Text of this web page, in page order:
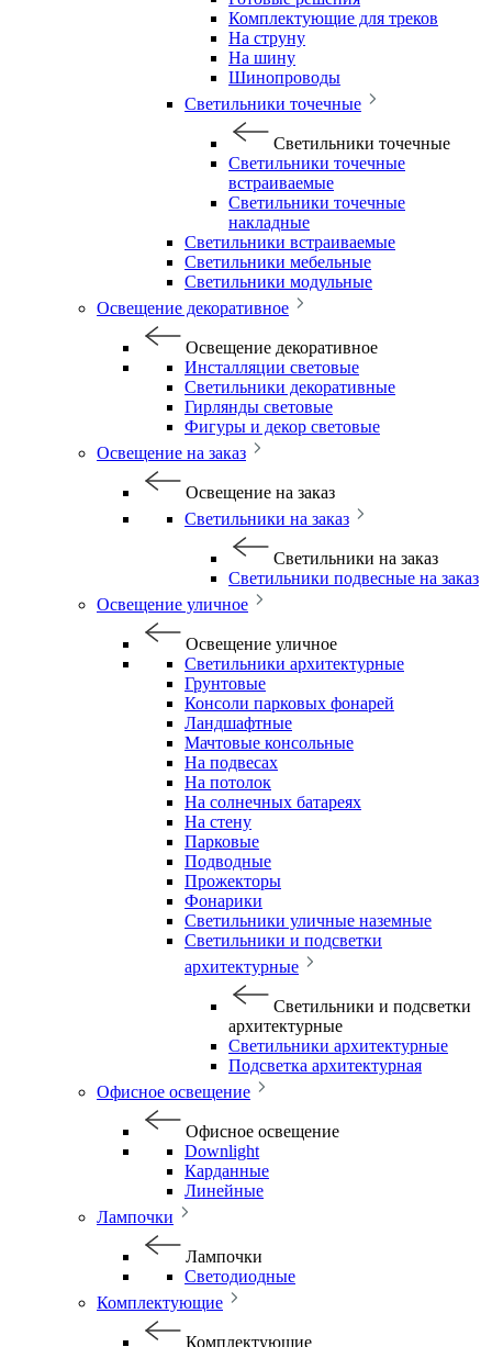
Комплектующие для треков
На струну
На шину
Шинопроводы
Светильники точечные
Светильники точечные
Светильники точечные
встраиваемые
Светильники точечные
накладные
Светильники встраиваемые
Светильники мебельные
Светильники модульные
Освещение декоративное
Освещение декоративное
Инсталляции световые
Светильники декоративные
Гирлянды световые
Фигуры и декор световые
Освещение на заказ
Освещение на заказ
Светильники на заказ
Светильники на заказ
Светильники подвесные на заказ
Освещение уличное
Освещение уличное
Светильники архитектурные
Грунтовые
Консоли парковых фонарей
Ландшафтные
Мачтовые консольные
На подвесах
На потолок
На солнечных батареях
На стену
Парковые
Подводные
Прожекторы
Фонарики
Светильники уличные наземные
Светильники и подсветки
архитектурные
Светильники и подсветки
архитектурные
Светильники архитектурные
Подсветка архитектурная
Офисное освещение
Офисное освещение
Downlight
Карданные
Линейные
Лампочки
Лампочки
Светодиодные
Комплектующие
Комплектующие